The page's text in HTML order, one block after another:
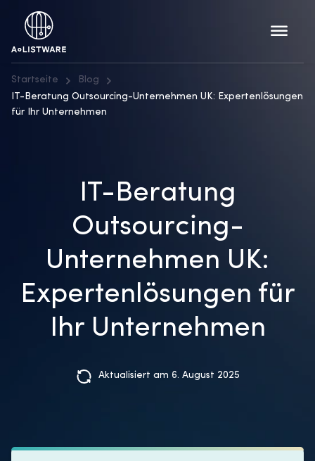
Startseite
Blog
IT-Beratung Outsourcing-Unternehmen UK: Expertenlösungen
für Ihr Unternehmen
IT-Beratung
Outsourcing-
Unternehmen UK:
Expertenlösungen für
Ihr Unternehmen
Aktualisiert am 6. August 2025